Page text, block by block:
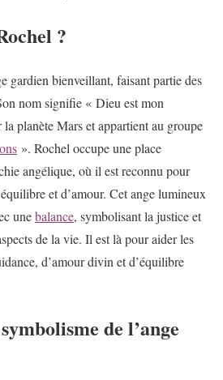
?
gardien bienveillant, faisant partie des
nom signifie « Dieu est mon
planète Mars et appartient au groupe
». Rochel occupe une place
angélique, où il est reconnu pour
et d’amour. Cet ange lumineux
unebalance, symbolisant la justice et
de la vie. Il est là pour aider les
d’amour divin et d’équilibre
de l’ange